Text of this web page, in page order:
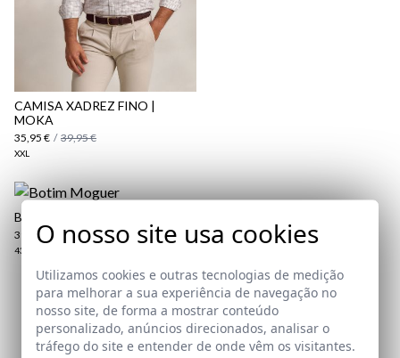
CAMISA XADREZ FINO |
MOKA
35,95 € / 39,95 €
XXL
BOTIM MOGUER
39,95 € / 69,95 €
43
Assine a nossa Newsletter
Email
O nosso site usa cookies
Utilizamos cookies e outras tecnologias de medição
para melhorar a sua experiência de navegação no
nosso site, de forma a mostrar conteúdo
personalizado, anúncios direcionados, analisar o
tráfego do site e entender de onde vêm os visitantes.